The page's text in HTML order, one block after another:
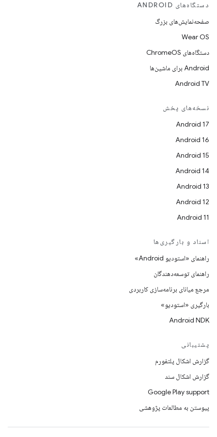
دستگاه‌های ANDROID
صفحه‌نمایش‌های بزرگ
Wear OS
دستگاه‌های ChromeOS
Android برای ماشین‌ها
Android TV
نسخه‌های پخش
Android 17
Android 16
Android 15
Android 14
Android 13
Android 12
Android 11
اسناد و بارگیری‌ها
راهنمای «استودیو Android»
راهنمای توسعه‌دهندگان
مرجع میانای برنامه‌سازی کاربردی
بارگیری «استودیو»
Android NDK
پشتیبانی
گزارش اشکال پلتفورم
گزارش اشکال سند
Google Play support
پیوستن به مطالعات پژوهشی